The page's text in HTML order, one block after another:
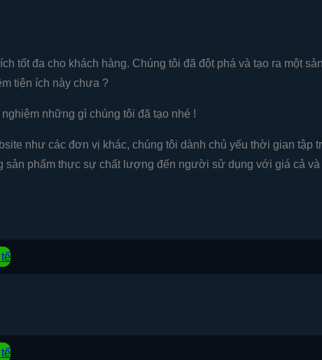
tốt đa cho khách hàng. Chúng tôi đã đột phá và tạo ra một
tiện ích này chưa ?
những gì chúng tôi đã tạo nhé !
như các đơn vị khác, chúng tôi dành chủ yếu thời gian tập
phẩm thực sự chất lượng đến người sử dụng với giá cả